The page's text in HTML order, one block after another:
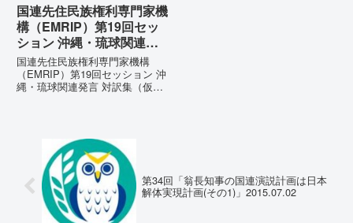
国連先住民族権利専門家機
構（EMRIP）第19回セッ
ション 沖縄・琉球関連発
言 対訳集（仮訳）
国連先住民族権利専門家機構
（EMRIP）第19回セッション 沖
縄・琉球関連発言 対訳集（仮
定、PFAS（有機フッ素化合物）
問題、米軍基地、伝統文化（...
第34回「翁長知事の国連演説計画は日本
解体実現計画(その1)」2015.07.02